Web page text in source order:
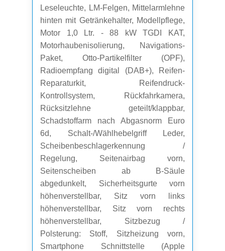
Leseleuchte, LM-Felgen, Mittelarmlehne
hinten mit Getränkehalter, Modellpflege,
Motor 1,0 Ltr. - 88 kW TGDI KAT,
Motorhaubenisolierung, Navigations-
Paket, Otto-Partikelfilter (OPF),
Radioempfang digital (DAB+), Reifen-
Reparaturkit, Reifendruck-
Kontrollsystem, Rückfahrkamera,
Rücksitzlehne geteilt/klappbar,
Schadstoffarm nach Abgasnorm Euro
6d, Schalt-/Wählhebelgriff Leder,
Scheibenbeschlagerkennung /
Regelung, Seitenairbag vorn,
Seitenscheiben ab B-Säule
abgedunkelt, Sicherheitsgurte vorn
höhenverstellbar, Sitz vorn links
höhenverstellbar, Sitz vorn rechts
höhenverstellbar, Sitzbezug /
Polsterung: Stoff, Sitzheizung vorn,
Smartphone Schnittstelle (Apple